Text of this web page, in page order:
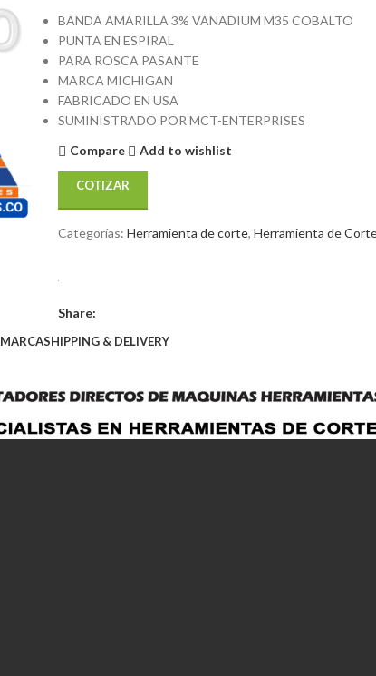
BANDA AMARILLA 3% VANADIUM M35 COBALTO
PUNTA EN ESPIRAL
PARA ROSCA PASANTE
MARCA MICHIGAN
FABRICADO EN USA
SUMINISTRADO POR MCT-ENTERPRISES
Compare
Add to wishlist
COTIZAR
Categorías: Herramienta de corte, Herramienta de
Share:
MARCASHIPPING & DELIVERY